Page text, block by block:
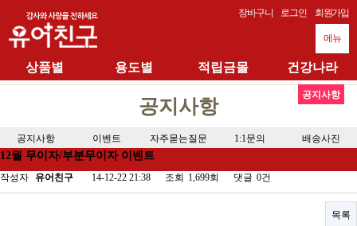
회원가입
로그인
장바구니
메뉴
상품별 용도별 적립금몰 건강나라
공지사항
공지사항 이벤트 자주묻는질문 1:1문의 배송사진
공지사항
12월 무이자/부분무이자 이벤트
작성자 유어친구 14-12-22 21:38 조회 1,699회 댓글 0건
목록